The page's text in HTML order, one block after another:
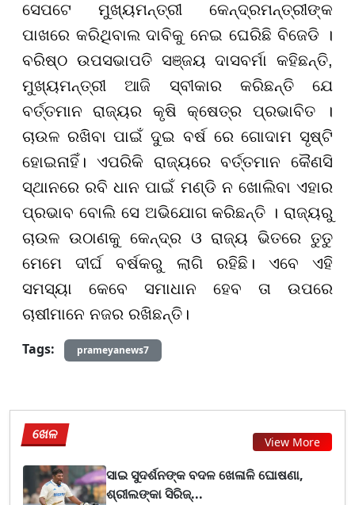
ସେପଟେ ମୁଖ୍ୟମନ୍ତ୍ରୀ କେନ୍ଦ୍ରମନ୍ତ୍ରୀଙ୍କ
ପାଖରେ କରିଥିବାଲ ଦାବିକୁ ନେଇ ଘେରିଛି ବିଜେଡି ।
ବରିଷ୍ଠ ଉପସଭାପତି ସଞ୍ଜୟ ଦାସବର୍ମା କହିଛନ୍ତି,
ମୁଖ୍ୟମନ୍ତ୍ରୀ ଆଜି ସ୍ବୀକାର କରିଛନ୍ତି ଯେ
ବର୍ତ୍ତମାନ ରାଜ୍ୟର କୃଷି କ୍ଷେତ୍ର ପ୍ରଭାବିତ ।
ଚାଉଳ ରଖିବା ପାଇଁ ଦୁଇ ବର୍ଷ ରେ ଗୋଦାମ ସୃଷ୍ଟି
ହୋଇନାହିଁ। ଏପରିକି ରାଜ୍ୟରେ ବର୍ତ୍ତମାନ କୈଣସି
ସ୍ଥାନରେ ରବି ଧାନ ପାଇଁ ମଣ୍ଡି ନ ଖୋଲିବା ଏହାର
ପ୍ରଭାବ ବୋଲି ସେ ଅଭିଯୋଗ କରିଛନ୍ତି । ରାଜ୍ୟରୁ
ଚାଉଳ ଉଠାଣକୁ କେନ୍ଦ୍ର ଓ ରାଜ୍ୟ ଭିତରେ ତୁତୁ
ମେମେ ଦୀର୍ଘ ବର୍ଷକରୁ ଲାଗି ରହିଛି। ଏବେ ଏହି
ସମସ୍ୟା କେବେ ସମାଧାନ ହେବ ତା ଉପରେ
ଚାଷୀମାନେ ନଜର ରଖିଛନ୍ତି।
Tags:
prameyanews7
ଖେଳ View More
ସାଇ ସୁଦର୍ଶନଙ୍କ ବଦଳ ଖେଳାଳି ଘୋଷଣା,
ଶ୍ରୀଲଙ୍କା ସିରିଜ୍...